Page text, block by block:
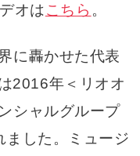
オはこちら 。
に轟かせた代表
2016年＜リオオ
シャルグループ
ました。ミュージ